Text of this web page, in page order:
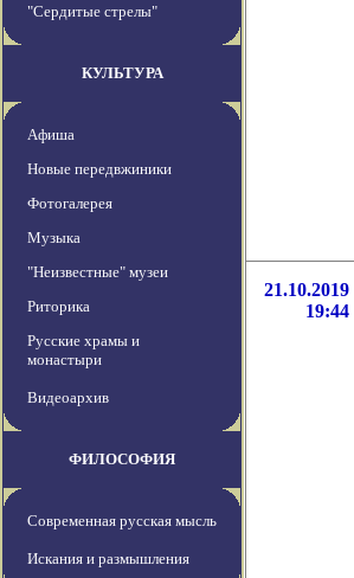
"Сердитые стрелы"
КУЛЬТУРА
Афиша
Новые передвжиники
Фотогалерея
Музыка
"Неизвестные" музеи
Риторика
Русские храмы и
монастыри
Видеоархив
ФИЛОСОФИЯ
Современная русская мысль
Искания и размышления
21.10.2019
19:44